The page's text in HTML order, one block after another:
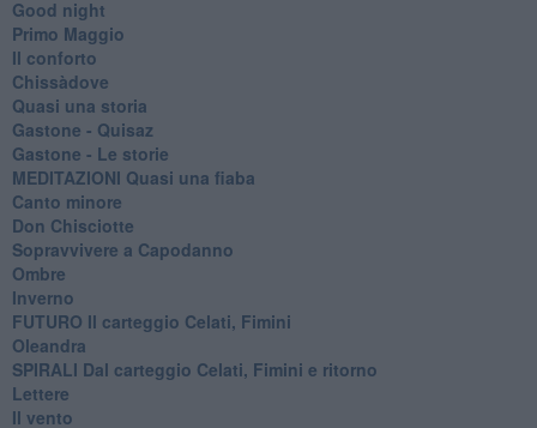
Good night
Primo Maggio
Il conforto
Chissàdove
Quasi una storia
Gastone - Quisaz
Gastone - Le storie
MEDITAZIONI Quasi una fiaba
Canto minore
Don Chisciotte
Sopravvivere a Capodanno
Ombre
Inverno
FUTURO Il carteggio Celati, Fimini
Oleandra
SPIRALI Dal carteggio Celati, Fimini e ritorno
Lettere
Il vento